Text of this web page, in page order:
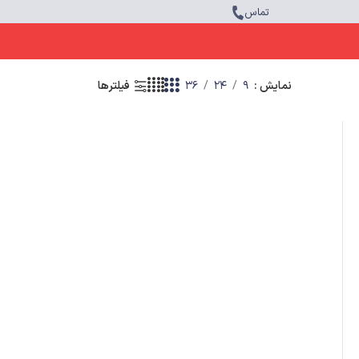
تماس
نمایش 9
24
36 فیلترها